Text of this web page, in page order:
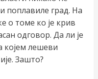
поплавиле град. На
о томе ко је крив
одговор. Да ли је
којем лешеви
Зашто?